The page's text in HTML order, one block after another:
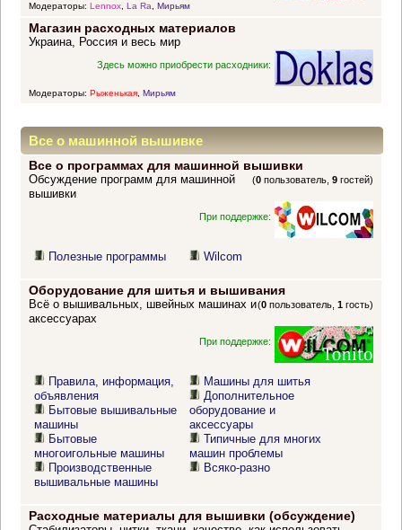
Модераторы: Lennox, La Ra, Мирьям
Магазин расходных материалов
Украина, Россия и весь мир
Здесь можно приобрести расходники:
Модераторы: Рыженькая, Мирьям
Все о машинной вышивке
Все о программах для машинной вышивки
(0 пользователь,9 гостей)
Обсуждение программ для машинной
вышивки
При поддержке:
Полезные программы Wilcom
Оборудование для шитья и вышивания
(0 пользователь,1 гость)
Всё о вышивальных, швейных машинах и
аксессуарах
При поддержке:
Правила, информация,
объявления
Бытовые вышивальные
машины
Бытовые
многоигольные машины
Производственные
вышивальные машины
Машины для шитья
Дополнительное
оборудование и
аксессуары
Типичные для многих
машин проблемы
Всяко-разно
Расходные материалы для вышивки (обсуждение)